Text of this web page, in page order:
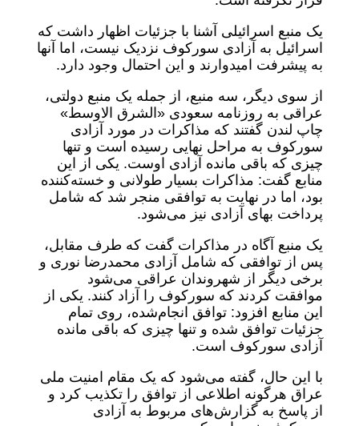
یک منبع اسرائیلی آشنا با جزئیات اظهار داشت که
اسرائیل به آزادی سورکوف نزدیک نیست، اما آنها
به پیشرفت امیدوارند و این احتمال وجود دارد.
از سوی دیگر، سه منبع، از جمله یک منبع دولتی،
عراقی به روزنامه سعودی «الشرق الاوسط»
چاپ لندن گفتند که مذاکرات در مورد آزادی
سورکوف به مراحل نهایی رسیده است و تنها
چیزی که باقی مانده آزادی اوست. یکی از این
منابع گفت: مذاکرات بسیار طولانی و خسته‌کننده
بود، اما در نهایت به توافقی منجر شد که شامل
پرداخت بهای آزادی نیز می‌شود.
یک منبع آگاه در مذاکرات گفت که طرف مقابل،
پس از توافقی که شامل آزادی محمدرضا نوری و
برخی دیگر از شهروندان عراقی می‌شود
موافقت کردند که سورکوف را آزاد کنند. یکی از
این منابع افزود: توافق انجام‌شده، روی تمام
جزئیات توافق شده و تنها چیزی که باقی مانده
آزادی سورکوف است.
با این حال، گفته می‌شود که یک مقام امنیت ملی
عراق هرگونه اطلاعی از توافق را تکذیب کرد و
از پاسخ به گزارش‌های مربوط به آزادی